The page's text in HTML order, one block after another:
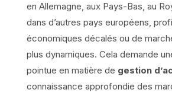
en Allemagne, aux Pays-Bas, au
dans d’autres pays européens,
économiques décalés ou de
plus dynamiques. Cela demande
pointue en matière de gestion
connaissance approfondie des